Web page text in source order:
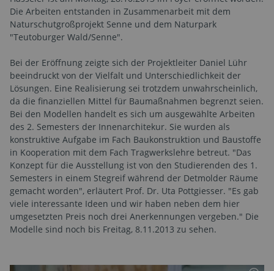
Die Arbeiten entstanden in Zusammenarbeit mit dem
Naturschutgroßprojekt Senne und dem Naturpark
"Teutoburger Wald/Senne".
Bei der Eröffnung zeigte sich der Projektleiter Daniel Lühr
beeindruckt von der Vielfalt und Unterschiedlichkeit der
Lösungen. Eine Realisierung sei trotzdem unwahrscheinlich,
da die finanziellen Mittel für Baumaßnahmen begrenzt seien.
Bei den Modellen handelt es sich um ausgewählte Arbeiten
des 2. Semesters der Innenarchitekur. Sie wurden als
konstruktive Aufgabe im Fach Baukonstruktion und Baustoffe
in Kooperation mit dem Fach Tragwerkslehre betreut. "Das
Konzept für die Ausstellung ist von den Studierenden des 1.
Semesters in einem Stegreif während der Detmolder Räume
gemacht worden", erläutert Prof. Dr. Uta Pottgiesser. "Es gab
viele interessante Ideen und wir haben neben dem hier
umgesetzten Preis noch drei Anerkennungen vergeben." Die
Modelle sind noch bis Freitag, 8.11.2013 zu sehen.